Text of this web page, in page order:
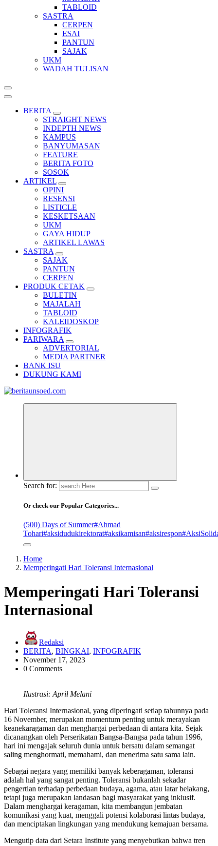
TABLOID
SASTRA
CERPEN
ESAI
PANTUN
SAJAK
UKM
WADAH TULISAN
BERITA
STRAIGHT NEWS
INDEPTH NEWS
KAMPUS
BANYUMASAN
FEATURE
BERITA FOTO
SOSOK
ARTIKEL
OPINI
RESENSI
LISTICLE
KESKETSAAN
UKM
GAYA HIDUP
ARTIKEL LAWAS
SASTRA
SAJAK
PANTUN
CERPEN
PRODUK CETAK
BULETIN
MAJALAH
TABLOID
KALEIDOSKOP
INFOGRAFIK
PARIWARA
ADVERTORIAL
MEDIA PARTNER
BANK ISU
DUKUNG KAMI
Pemandu Wawasan Almamater
Search for:
Or check our Popular Categories...
(500) Days of Summer#Ahmad
Tohari#aksidudukirektorat#aksikamisan#aksirespon
Home
Memperingati Hari Toleransi Internasional
Memperingati Hari Toleransi
Internasional
Redaksi
BERITA, BINGKAI, INFOGRAFIK
November 17, 2023
0 Comments
Ilustrasi: April Melani
Hari Toleransi Internasional, yang diperingati setiap tahunnya pada
16 November, merupakan momentum penting untuk merayakan
keanekaragaman dan menghargai perbedaan di antara kita. Sejak
dicanangkan oleh Perserikatan Bangsa-Bangsa pada tahun 1996,
hari ini mengajak seluruh dunia untuk bersatu dalam semangat
saling menghormati, memahami, dan menerima satu sama lain.
Sebagai negara yang memiliki banyak keberagaman, toleransi
adalah hal yang sangat penting. Toleransi bukanlah sekadar
pengertian terhadap perbedaan budaya, agama, atau latar belakang,
tetapi juga merupakan landasan bagi masyarakat yang inklusif.
Dalam menghargai keragaman, kita membangun jembatan
komunikasi yang kuat, menggali potensi kolaborasi lintas budaya,
dan menciptakan lingkungan yang mendukung kemajuan bersama.
Mengutip data dari Setara Institute yang menyebutkan bahwa tren